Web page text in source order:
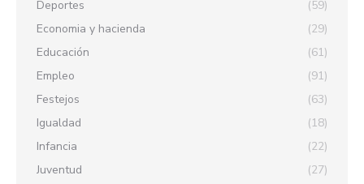
Deportes
(59)
Economia y hacienda
(29)
Educación
(61)
Empleo
(91)
Festejos
(63)
Igualdad
(18)
Infancia
(22)
Juventud
(27)